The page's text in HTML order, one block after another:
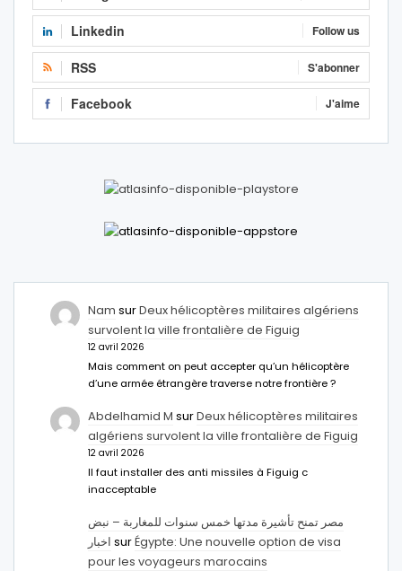
Linkedin Follow us
RSS S'abonner
Facebook J'aime
Nam surDeux hélicoptères militaires algériens
survolent la ville frontalière de Figuig
12 avril 2026
Mais comment on peut accepter qu’un hélicoptère
d’une armée étrangère traverse notre frontière ?
Abdelhamid M surDeux hélicoptères militaires
algériens survolent la ville frontalière de Figuig
12 avril 2026
Il faut installer des anti missiles à Figuig c
inacceptable
مصر تمنح تأشيرة مدتها خمس سنوات للمغاربة – نبض
اخبار surÉgypte: Une nouvelle option de visa
pour les voyageurs marocains